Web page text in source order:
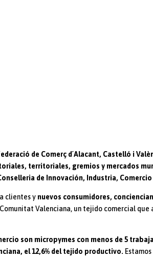
de Comerç d´Alacant, Castelló i
territoriales, gremios y mercados
de Innovación, Industria, Comercio
clientes y nuevos consumidores,
Valenciana, un tejido comercial que
son micropymes con menos de 5
el 12,6% del tejido productivo.